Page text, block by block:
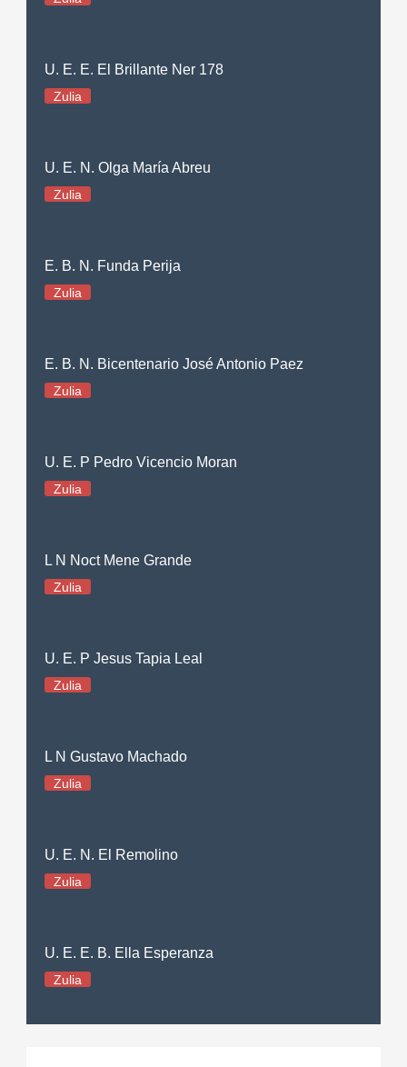
U. E. E. El Brillante Ner 178
Zulia
U. E. N. Olga María Abreu
Zulia
E. B. N. Funda Perija
Zulia
E. B. N. Bicentenario José Antonio Paez
Zulia
U. E. P Pedro Vicencio Moran
Zulia
L N Noct Mene Grande
Zulia
U. E. P Jesus Tapia Leal
Zulia
L N Gustavo Machado
Zulia
U. E. N. El Remolino
Zulia
U. E. E. B. Ella Esperanza
Zulia